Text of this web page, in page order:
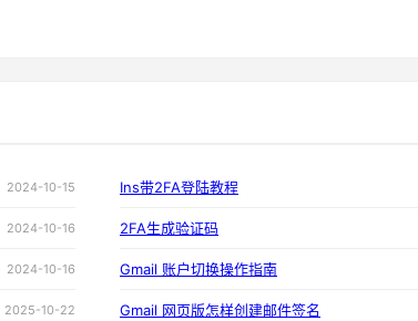
2024-10-15 Ins带2FA登陆教程
2024-10-16 2FA生成验证码
2024-10-16 Gmail 账户切换操作指南
2025-10-22 Gmail 网页版怎样创建邮件签名